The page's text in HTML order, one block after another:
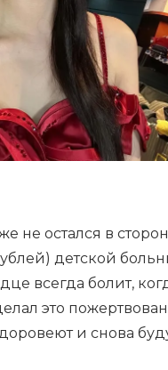
не остался в
детской
всегда болит,
это
и снова